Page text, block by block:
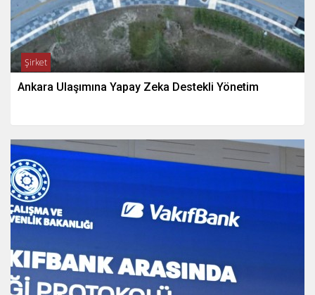
Şirket
Ankara Ulaşımına Yapay Zeka Destekli Yönetim